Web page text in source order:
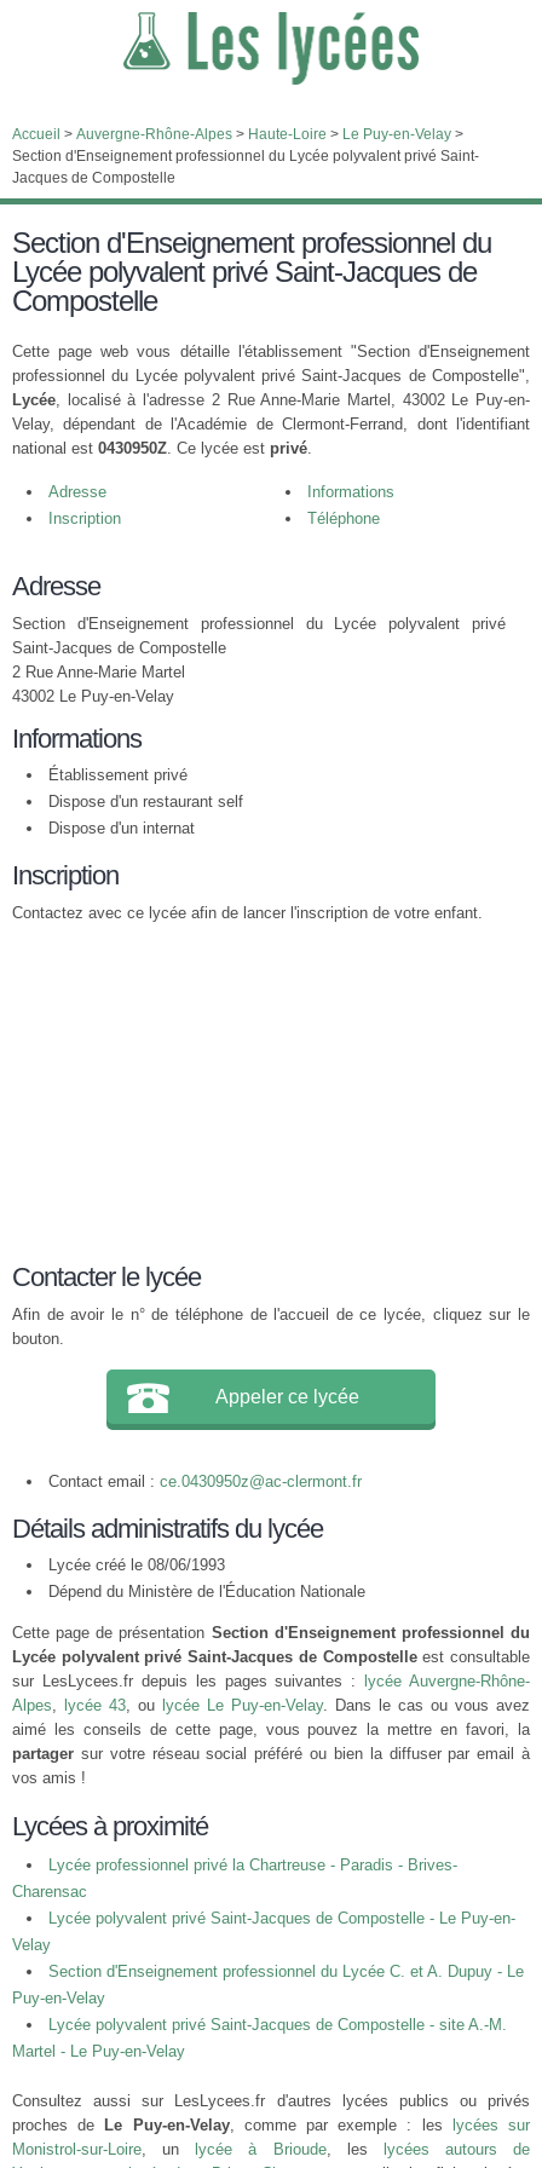
Accueil > Auvergne-Rhône-Alpes > Haute-Loire > Le Puy-en-Velay >
Section d'Enseignement professionnel du Lycée polyvalent privé Saint-
Jacques de Compostelle
Section d'Enseignement professionnel du
Lycée polyvalent privé Saint-Jacques de
Compostelle
Cette page web vous détaille l'établissement "Section d'Enseignement
professionnel du Lycée polyvalent privé Saint-Jacques de Compostelle",
Lycée, localisé à l'adresse 2 Rue Anne-Marie Martel, 43002 Le Puy-en-
Velay, dépendant de l'Académie de Clermont-Ferrand, dont l'identifiant
national est 0430950Z. Ce lycée est privé.
Adresse
Informations
Inscription
Téléphone
Adresse
Section d'Enseignement professionnel du Lycée polyvalent privé
Saint-Jacques de Compostelle
2 Rue Anne-Marie Martel
43002 Le Puy-en-Velay
Informations
Établissement privé
Dispose d'un restaurant self
Dispose d'un internat
Inscription
Contactez avec ce lycée afin de lancer l'inscription de votre enfant.
Contacter le lycée
Afin de avoir le n° de téléphone de l'accueil de ce lycée, cliquez sur le
bouton.
Appeler ce lycée
Contact email : ce.0430950z@ac-clermont.fr
Détails administratifs du lycée
Lycée créé le 08/06/1993
Dépend du Ministère de l'Éducation Nationale
Cette page de présentation Section d'Enseignement professionnel du
Lycée polyvalent privé Saint-Jacques de Compostelleest consultable
sur LesLycees.fr depuis les pages suivantes :
lycée Auvergne-Rhône-
Alpes, lycée 43, ou lycée Le Puy-en-Velay. Dans le cas ou vous avez
aimé les conseils de cette page, vous pouvez la mettre en favori, la
partager sur votre réseau social préféré ou bien la diffuser par email à
vos amis !
Lycées à proximité
Lycée professionnel privé la Chartreuse - Paradis - Brives-
Charensac
Lycée polyvalent privé Saint-Jacques de Compostelle - Le Puy-en-
Velay
Section d'Enseignement professionnel du Lycée C. et A. Dupuy - Le
Puy-en-Velay
Lycée polyvalent privé Saint-Jacques de Compostelle - site A.-M.
Martel - Le Puy-en-Velay
Consultez aussi sur LesLycees.fr d'autres lycées publics ou privés
proches de
Le Puy-en-Velay, comme par exemple : les
lycées sur
Monistrol-sur-Loire, un lycée à Brioude, les
lycées autours de